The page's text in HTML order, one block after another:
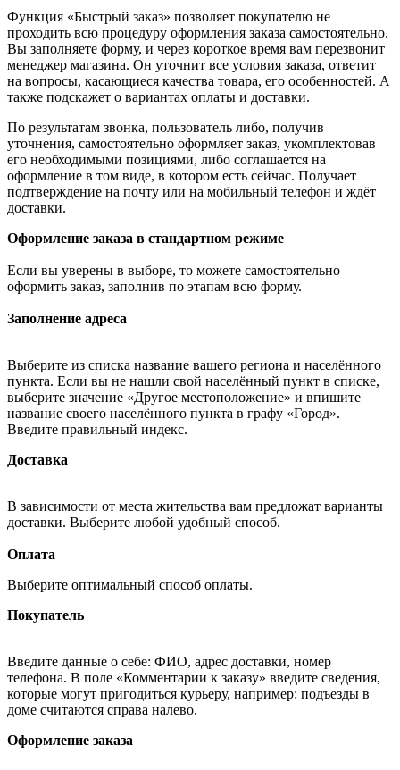
Функция «Быстрый заказ» позволяет покупателю не
проходить всю процедуру оформления заказа самостоятельно.
Вы заполняете форму, и через короткое время вам перезвонит
менеджер магазина. Он уточнит все условия заказа, ответит
на вопросы, касающиеся качества товара, его особенностей. А
также подскажет о вариантах оплаты и доставки.
По результатам звонка, пользователь либо, получив
уточнения, самостоятельно оформляет заказ, укомплектовав
его необходимыми позициями, либо соглашается на
оформление в том виде, в котором есть сейчас. Получает
подтверждение на почту или на мобильный телефон и ждёт
доставки.
Оформление заказа в стандартном режиме
Если вы уверены в выборе, то можете самостоятельно
оформить заказ, заполнив по этапам всю форму.
Заполнение адреса
Выберите из списка название вашего региона и населённого
пункта. Если вы не нашли свой населённый пункт в списке,
выберите значение «Другое местоположение» и впишите
название своего населённого пункта в графу «Город».
Введите правильный индекс.
Доставка
В зависимости от места жительства вам предложат варианты
доставки. Выберите любой удобный способ.
Оплата
Выберите оптимальный способ оплаты.
Покупатель
Введите данные о себе: ФИО, адрес доставки, номер
телефона. В поле «Комментарии к заказу» введите сведения,
которые могут пригодиться курьеру, например: подъезды в
доме считаются справа налево.
Оформление заказа